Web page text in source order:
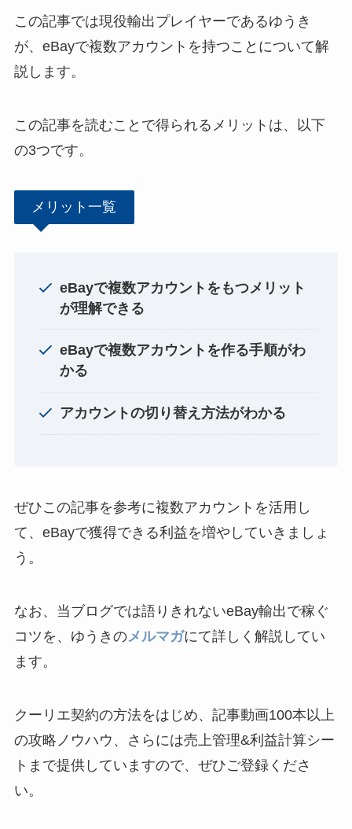
この記事では現役輸出プレイヤーであるゆうき
が、eBayで複数アカウントを持つことについて解
説します。
この記事を読むことで得られるメリットは、以下
の3つです。
メリット一覧
eBayで複数アカウントをもつメリット
が理解できる
eBayで複数アカウントを作る手順がわ
かる
アカウントの切り替え方法がわかる
ぜひこの記事を参考に複数アカウントを活用し
て、eBayで獲得できる利益を増やしていきましょ
う。
なお、当ブログでは語りきれないeBay輸出で稼ぐ
コツを、ゆうきのメルマガにて詳しく解説してい
ます。
クーリエ契約の方法をはじめ、記事動画100本以上
の攻略ノウハウ、さらには売上管理&利益計算シー
トまで提供していますので、ぜひご登録くださ
い。